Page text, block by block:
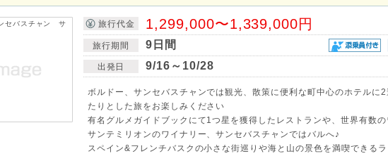
旅行代金 1,299,000〜1,339,000円
旅行期間 9日間
出発日 9/16～10/28
ボルドー、サンセバスチャンでは観光、散策に便利な町中心のホテルに2
たりとした旅をお楽しみください
有名グルメガイドブックにて1つ星を獲得したレストランや、世界有数
サンテミリオンのワイナリー、サンセバスチャンではバルへ♪
スペイン&フレンチバスクの小さな街巡りや海と山の景色を満喫できる